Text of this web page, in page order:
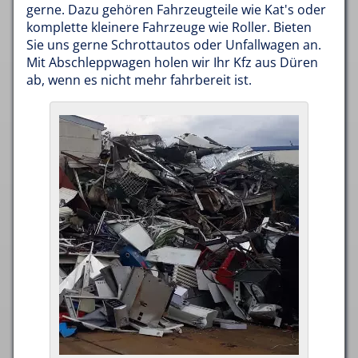
gerne. Dazu gehören Fahrzeugteile wie Kat's oder
komplette kleinere Fahrzeuge wie Roller. Bieten
Sie uns gerne Schrottautos oder Unfallwagen an.
Mit Abschleppwagen holen wir Ihr Kfz aus Düren
ab, wenn es nicht mehr fahrbereit ist.